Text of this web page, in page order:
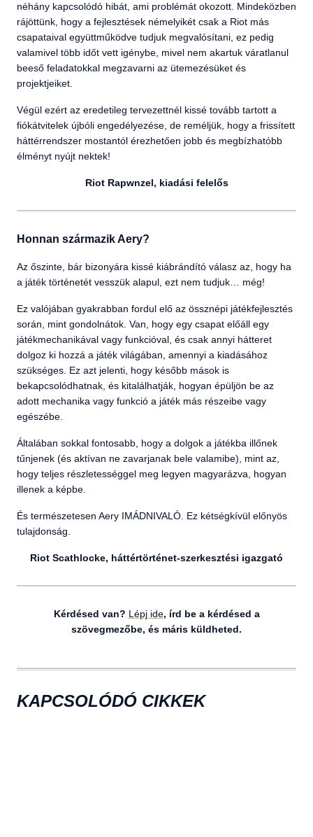
néhány kapcsolódó hibát, ami problémát okozott. Mindeközben
rájöttünk, hogy a fejlesztések némelyikét csak a Riot más
csapataival együttműködve tudjuk megvalósítani, ez pedig
valamivel több időt vett igénybe, mivel nem akartuk váratlanul
beeső feladatokkal megzavarni az ütemezésüket és
projektjeiket.
Végül ezért az eredetileg tervezettnél kissé tovább tartott a
fiókátvitelek újbóli engedélyezése, de reméljük, hogy a frissített
háttérrendszer mostantól érezhetően jobb és megbízhatóbb
élményt nyújt nektek!
Riot Rapwnzel, kiadási felelős
Honnan származik Aery?
Az őszinte, bár bizonyára kissé kiábrándító válasz az, hogy ha
a játék történetét vesszük alapul, ezt nem tudjuk… még!
Ez valójában gyakrabban fordul elő az össznépi játékfejlesztés
során, mint gondolnátok. Van, hogy egy csapat előáll egy
játékmechanikával vagy funkcióval, és csak annyi hátteret
dolgoz ki hozzá a játék világában, amennyi a kiadásához
szükséges. Ez azt jelenti, hogy később mások is
bekapcsolódhatnak, és kitalálhatják, hogyan épüljön be az
adott mechanika vagy funkció a játék más részeibe vagy
egészébe.
Általában sokkal fontosabb, hogy a dolgok a játékba illőnek
tűnjenek (és aktívan ne zavarjanak bele valamibe), mint az,
hogy teljes részletességgel meg legyen magyarázva, hogyan
illenek a képbe.
És természetesen Aery IMÁDNIVALÓ. Ez kétségkívül előnyös
tulajdonság.
Riot Scathlocke, háttértörténet-szerkesztési igazgató
Kérdésed van? Lépj ide, írd be a kérdésed a
szövegmezőbe, és máris küldheted.
KAPCSOLÓDÓ CIKKEK